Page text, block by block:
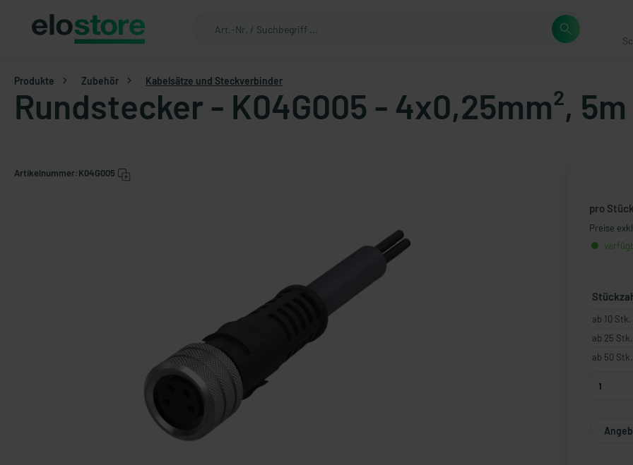
Produkte Zubehör Kabelsätze und Steckverbinder
Rundstecker - K04G005 - 4x0,25mm²,
Artikelnummer:K04G005
pro Stück
Preise
ab 10 Stk.
ab 25 Stk.
ab 50 Stk.